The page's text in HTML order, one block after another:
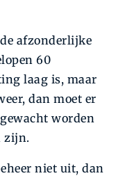
afzonderlijke
60
laag is, maar
dan moet er
worden
zijn.
niet uit, dan